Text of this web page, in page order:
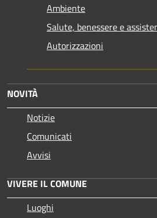
Ambiente
Salute, benessere e
Autorizzazioni
NOVITÀ
Notizie
Comunicati
Avvisi
VIVERE IL COMUNE
Luoghi